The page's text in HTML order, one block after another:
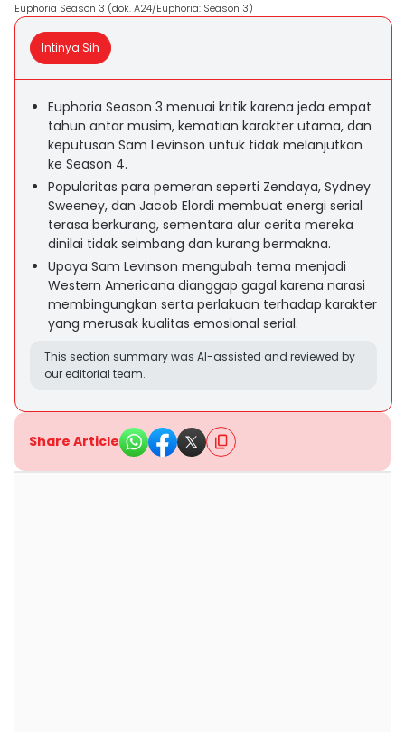
Euphoria Season 3 (dok. A24/Euphoria: Season 3)
Intinya Sih
Euphoria Season 3 menuai kritik karena jeda empat
tahun antar musim, kematian karakter utama, dan
keputusan Sam Levinson untuk tidak melanjutkan
ke Season 4.
Popularitas para pemeran seperti Zendaya, Sydney
Sweeney, dan Jacob Elordi membuat energi serial
terasa berkurang, sementara alur cerita mereka
dinilai tidak seimbang dan kurang bermakna.
Upaya Sam Levinson mengubah tema menjadi
Western Americana dianggap gagal karena narasi
membingungkan serta perlakuan terhadap karakter
yang merusak kualitas emosional serial.
This section summary was AI-assisted and reviewed by
our editorial team.
Share Article